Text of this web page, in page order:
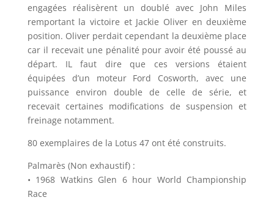
engagées réalisèrent un doublé avec John Miles
remportant la victoire et Jackie Oliver en deuxième
position. Oliver perdait cependant la deuxième place
car il recevait une pénalité pour avoir été poussé au
départ. IL faut dire que ces versions étaient
équipées d’un moteur Ford Cosworth, avec une
puissance environ double de celle de série, et
recevait certaines modifications de suspension et
freinage notamment.
80 exemplaires de la Lotus 47 ont été construits.
Palmarès (Non exhaustif) :
• 1968 Watkins Glen 6 hour World Championship
Race